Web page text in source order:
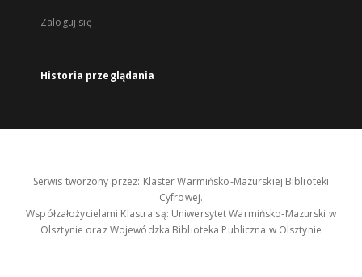
Zaloguj się
Historia przeglądania
Serwis tworzony przez: Klaster Warmińsko-Mazurskiej Biblioteki
Cyfrowej.
Współzałożycielami Klastra są: Uniwersytet Warmińsko-Mazurski w
Olsztynie oraz Wojewódzka Biblioteka Publiczna w Olsztynie